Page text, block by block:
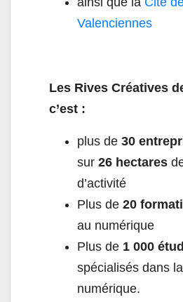
Valenciennes
Les Rives Créatives
c’est :
plus de 30
sur 26 hectares
d’activité
Plus de 20
au numérique
Plus de 1 000
spécialisés dans
numérique.